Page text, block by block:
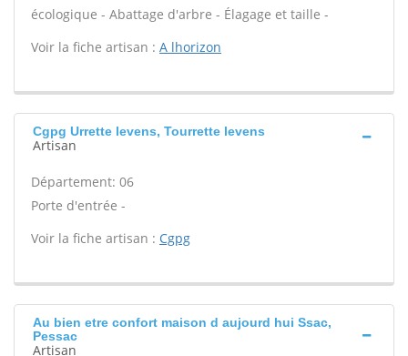
écologique - Abattage d'arbre - Élagage et taille -
Voir la fiche artisan : A lhorizon
Cgpg Urrette levens, Tourrette levens
Artisan
Département: 06
Porte d'entrée -
Voir la fiche artisan : Cgpg
Au bien etre confort maison d aujourd hui Ssac,
Pessac
Artisan